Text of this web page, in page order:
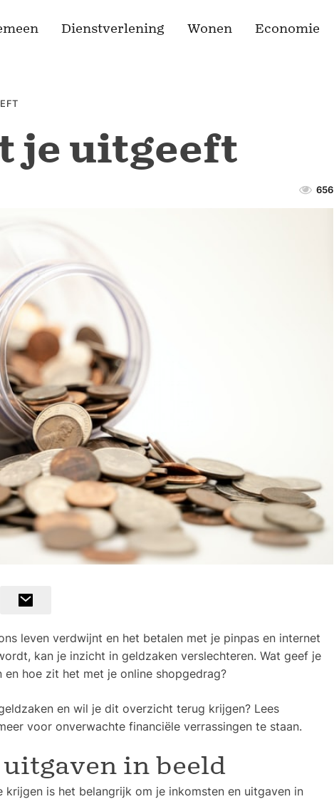
Dienstverlening Wonen Economie
je uitgeeft
656
leven verdwijnt en het betalen met je pinpas en internet
kan je inzicht in geldzaken verslechteren. Wat geef je
hoe zit het met je online shopgedrag?
en wil je dit overzicht terug krijgen? Lees
voor onverwachte financiële verrassingen te staan.
in beeld
krijgen is het belangrijk om je inkomsten en uitgaven in